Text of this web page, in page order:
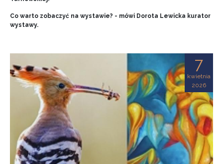
Co warto zobaczyć na wystawie? - mówi Dorota Lewicka kurator
wystawy.
7
kwietnia
2026